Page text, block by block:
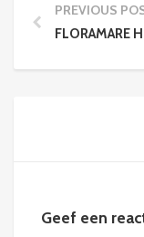
PREVIOUS
FLORAMARE
Geef een